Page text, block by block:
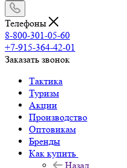
Телефоны
8-800-301-05-60
+7-915-364-42-01
Заказать звонок
Тактика
Туризм
Акции
Производство
Оптовикам
Бренды
Как купить
Назад